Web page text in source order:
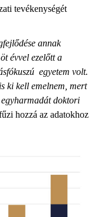
tevékenységét
annak
évvel ezelőtt a
egyetem volt.
ki kell emelnem, mert
doktori
hozzá az adatokhoz